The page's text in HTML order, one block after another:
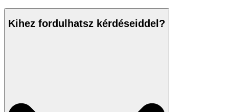
Kihez fordulhatsz kérdéseiddel?